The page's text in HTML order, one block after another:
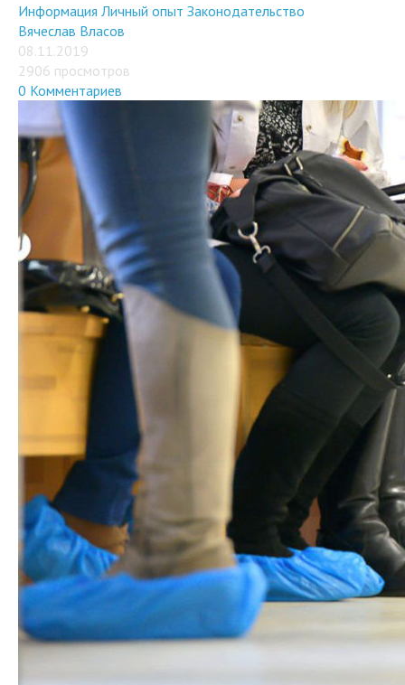
Информация Личный опыт Законодательство
Вячеслав Власов
08.11.2019
2906 просмотров
0 Комментариев